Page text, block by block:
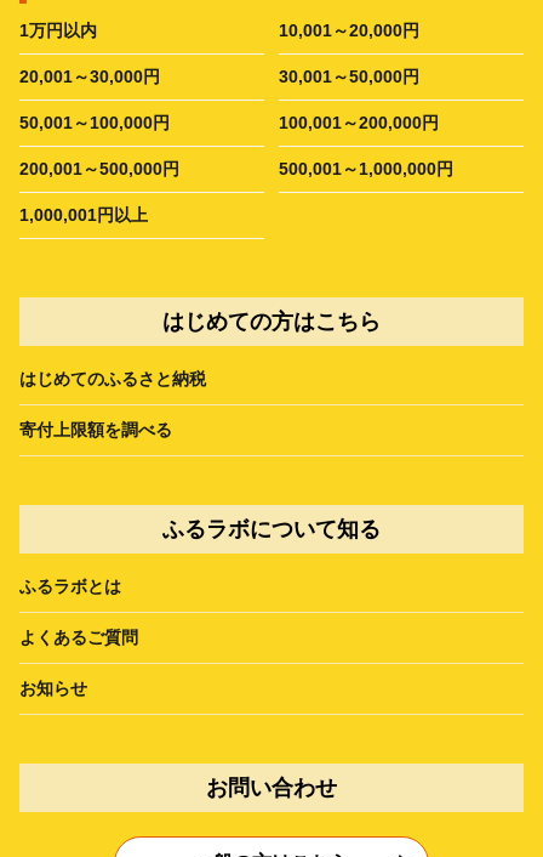
1万円以内 10,001～20,000円
20,001～30,000円 30,001～50,000円
50,001～100,000円 100,001～200,000円
200,001～500,000円 500,001～1,000,000円
1,000,001円以上
はじめての方はこちら
はじめてのふるさと納税
寄付上限額を調べる
ふるラボについて知る
ふるラボとは
よくあるご質問
お知らせ
お問い合わせ